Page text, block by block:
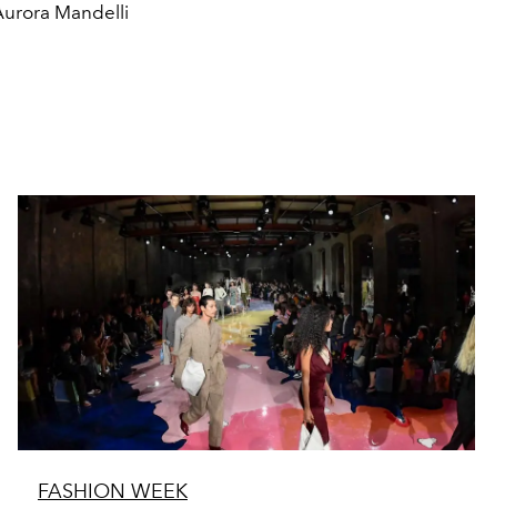
Mandelli
FASHION WEEK